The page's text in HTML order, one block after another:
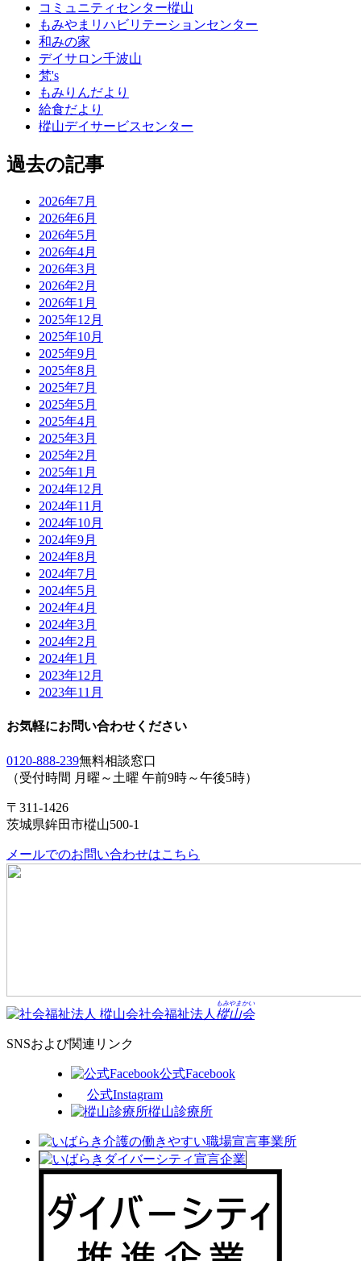
コミュニティセンター樅山
もみやまリハビリテーションセンター
和みの家
デイサロン千波山
梵's
もみりんだより
給食だより
樅山デイサービスセンター
過去の記事
2026年7月
2026年6月
2026年5月
2026年4月
2026年3月
2026年2月
2026年1月
2025年12月
2025年10月
2025年9月
2025年8月
2025年7月
2025年5月
2025年4月
2025年3月
2025年2月
2025年1月
2024年12月
2024年11月
2024年10月
2024年9月
2024年8月
2024年7月
2024年5月
2024年4月
2024年3月
2024年2月
2024年1月
2023年12月
2023年11月
お気軽にお問い合わせください
0120-888-239無料相談窓口
（受付時間 月曜～土曜 午前9時～午後5時）
〒311-1426
茨城県鉾田市樅山500-1
メールでのお問い合わせはこちら
社会福祉法人 樅山会
もみやまかい
SNSおよび関連リンク
公式Facebook
公式Instagram
樅山診療所